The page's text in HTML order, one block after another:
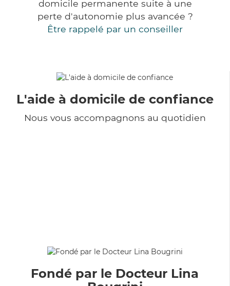
domicile permanente suite à une
perte d'autonomie plus avancée ?
Être rappelé par un conseiller
L'aide à domicile de confiance
Nous vous accompagnons au quotidien
Fondé par le Docteur Lina